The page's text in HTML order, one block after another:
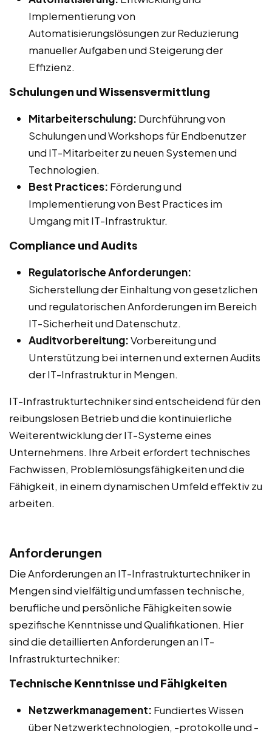
Implementierung von
Automatisierungslösungen zur Reduzierung
manueller Aufgaben und Steigerung der
Effizienz.
Schulungen und Wissensvermittlung
Mitarbeiterschulung: Durchführung von
Schulungen und Workshops für Endbenutzer
und IT-Mitarbeiter zu neuen Systemen und
Technologien.
Best Practices: Förderung und
Implementierung von Best Practices im
Umgang mit IT-Infrastruktur.
Compliance und Audits
Regulatorische Anforderungen:
Sicherstellung der Einhaltung von gesetzlichen
und regulatorischen Anforderungen im Bereich
IT-Sicherheit und Datenschutz.
Auditvorbereitung:Vorbereitung und
Unterstützung bei internen und externen Audits
der IT-Infrastruktur in Mengen.
IT-Infrastrukturtechniker sind entscheidend für den
reibungslosen Betrieb und die kontinuierliche
Weiterentwicklung der IT-Systeme eines
Unternehmens. Ihre Arbeit erfordert technisches
Fachwissen, Problemlösungsfähigkeiten und die
Fähigkeit, in einem dynamischen Umfeld effektiv zu
arbeiten.
Anforderungen
Die Anforderungen an IT-Infrastrukturtechniker in
Mengen sind vielfältig und umfassen technische,
berufliche und persönliche Fähigkeiten sowie
spezifische Kenntnisse und Qualifikationen. Hier
sind die detaillierten Anforderungen an IT-
Infrastrukturtechniker:
Technische Kenntnisse und Fähigkeiten
Netzwerkmanagement: Fundiertes Wissen
über Netzwerktechnologien, -protokolle und -